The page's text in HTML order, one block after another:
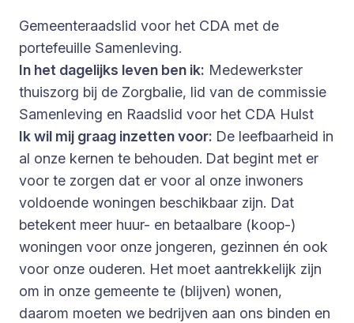
Gemeenteraadslid voor het CDA met de
portefeuille Samenleving.
In het dagelijks leven ben ik: Medewerkster
thuiszorg bij de Zorgbalie, lid van de commissie
Samenleving en Raadslid voor het CDA Hulst
Ik wil mij graag inzetten voor: De leefbaarheid in
al onze kernen te behouden. Dat begint met er
voor te zorgen dat er voor al onze inwoners
voldoende woningen beschikbaar zijn. Dat
betekent meer huur- en betaalbare (koop-)
woningen voor onze jongeren, gezinnen én ook
voor onze ouderen. Het moet aantrekkelijk zijn
om in onze gemeente te (blijven) wonen,
daarom moeten we bedrijven aan ons binden en